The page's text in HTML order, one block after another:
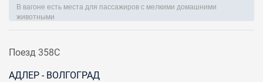
В вагоне есть места для пассажиров с мелкими домашними
животными
Поезд 358С
АДЛЕР - ВОЛГОГРАД